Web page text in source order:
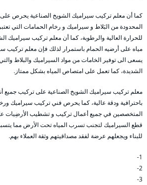
كما أن معلم تركيب سيراميك الشويخ الصناعية يحرص على
المحدودة من البَلاط و سيراميك و رخام الحمامات التي
للحرارة العالية والرطوبة، كما أن معلم تركيب سيراميك
مياه على أرضيه الحمام باستمرار لذلك فإن معلم تركيب
يسعى الى توفير الخامات من مواد السيراميك والبلاط
الشديدة، كما تعمل على امتصاص المياه بشكل ممتاز.
معلم تركيب سيراميك الشويخ الصناعية على تركيب جميع
باحترافية ودقة عالية، كما يحرص فني تركيب سيراميك
المتخصصين في جميع أعمال تركيب و تشطيب الأرضِيات
قطع السيراميك لتجنب تسرب المياه تحت الأرض مما
للبناء ويجعلهم عرضة لفقد مصداقيتهم وثقة العملاء بهم.
1-
2-
3-